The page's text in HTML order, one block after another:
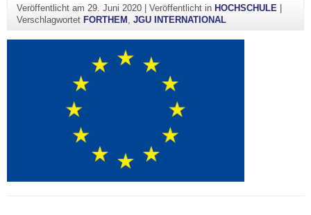
Veröffentlicht am 29. Juni 2020| Veröffentlicht in HOCHSCHULE|
Verschlagwortet FORTHEM , JGU INTERNATIONAL